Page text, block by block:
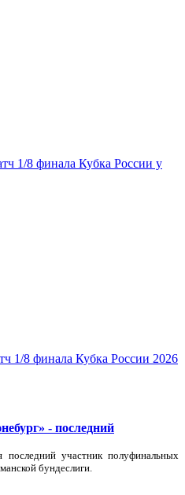
1/8 финала Кубка России у
1/8 финала Кубка России 2026
- последний
последний участник полуфинальных
бундеслиги.